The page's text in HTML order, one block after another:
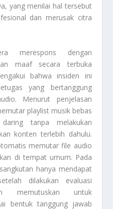
yang menilai hal tersebut
dan merusak citra
merespons dengan
maaf secara terbuka
bahwa insiden ini
yang bertanggung
Menurut penjelasan
playlist musik bebas
tanpa melakukan
konten terlebih dahulu.
memutar file audio
di tempat umum. Pada
hanya mendapat
dilakukan evaluasi
memutuskan untuk
bentuk tanggung jawab